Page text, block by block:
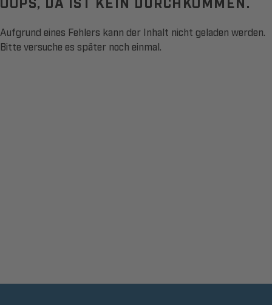
Aufgrund eines Fehlers kann der Inhalt nicht geladen werden.
Bitte versuche es später noch einmal.